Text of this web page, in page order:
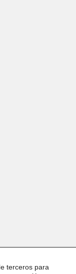
terceros para